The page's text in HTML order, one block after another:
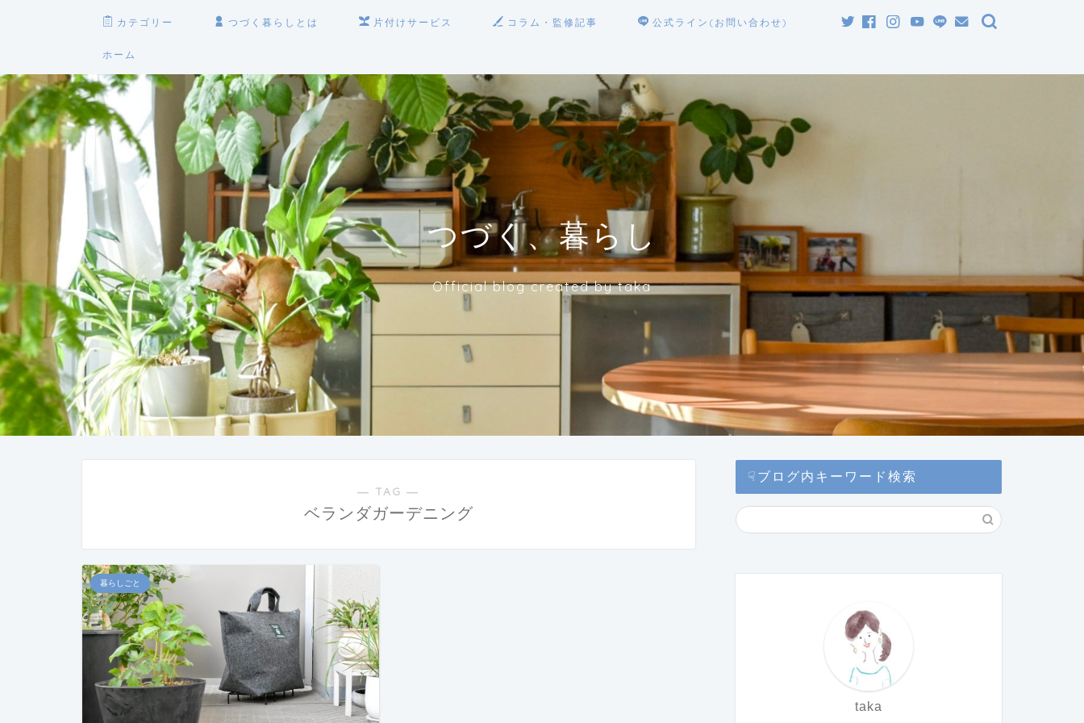
カテゴリー つづく暮らしとは 片付けサービス コラム・監修記事 公式ライン(お問い合わせ)
ホーム
つづく、暮らし
Official blog created by taka
― TAG ―
ベランダガーデニング
暮らしごと
☟ブログ内キーワード検索
taka